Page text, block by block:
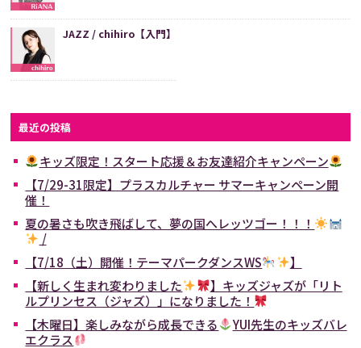
JAZZ / chihiro【入門】
最近の投稿
キッズ限定！スタート応援＆お友達紹介キャンペーン
【7/29-31限定】プラスカルチャー サマーキャンペーン開
催！
夏の暑さも吹き飛ばして、夢の国へレッツゴー！！！
/
【7/18（土）開催！テーマパークダンスWS
】
【新しく生まれ変わりました
】キッズジャズが「リト
ルプリンセス（ジャズ）」になりました！
【木曜日】楽しみながら成長できる
YUI先生のキッズバレ
エクラス